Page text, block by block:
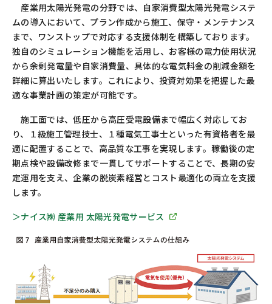
産業用太陽光発電の分野では、自家消費型太陽光発電システ
ムの導入において、プラン作成から施工、保守・メンテナンス
まで、ワンストップで対応する支援体制を構築しております。
独自のシミュレーション機能を活用し、お客様の電力使用状況
から余剰発電量や自家消費量、具体的な電気料金の削減金額を
詳細に算出いたします。これにより、投資対効果を把握した最
適な事業計画の策定が可能です。
施工面では、低圧から高圧受電設備まで幅広く対応してお
り、１級施工管理技士、１種電気工事士といった有資格者を最
適に配置することで、高品質な工事を実現します。稼働後の定
期点検や設備改修まで一貫してサポートすることで、長期の安
定運用を支え、企業の脱炭素経営とコスト最適化の両立を支援
します。
＞ナイス㈱ 産業用 太陽光発電サービス